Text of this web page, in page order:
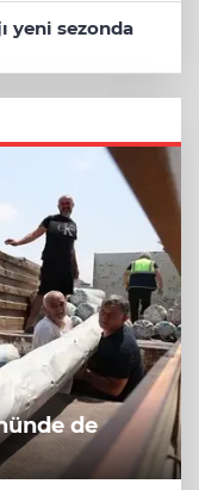
yeni sezonda
de